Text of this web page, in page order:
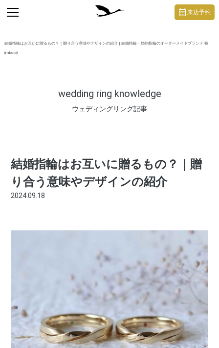
結婚指輪はお互いに贈るもの？｜贈り合う意味やデザインの紹介 | 結婚指輪・婚約指輪のオーダーメイドブランド 鶴
(mikoto)
wedding ring knowledge
ウェディングリング記事
toggle
navigation
来店予約
結婚指輪はお互いに贈るもの？｜贈
り合う意味やデザインの紹介
2024.09.18